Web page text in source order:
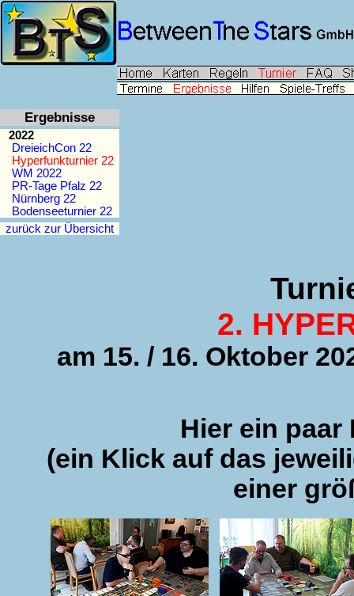
Ergebnisse
2022
DreieichCon 22
Hyperfunkturnier 22
WM 2022
PR-Tage Pfalz 22
Nürnberg 22
Bodenseeturnier 22
zurück zur Übersicht
2.
am 15. / 16. Oktober
Hier ein
(ein Klick auf das
einer